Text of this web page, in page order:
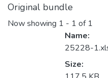
Original bundle
Now showing 1 - 1 of 1
Name:
25228-
Size: